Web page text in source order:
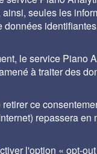
seules les
données
le service Piano
à traiter des
ce
repassera en
l'option « opt-